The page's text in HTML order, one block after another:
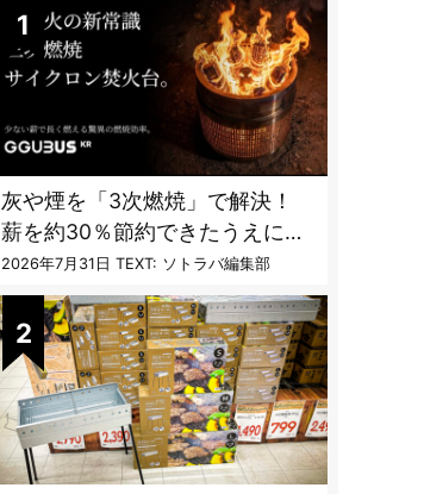
灰や煙を「3次燃焼」で解決！
薪を約30％節約できたうえに炎
も美しくなった焚火台
2026年7月31日 TEXT: ソトラバ編集部